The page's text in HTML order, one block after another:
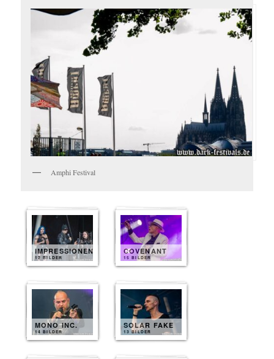
Amphi Festival
IMPRESSIONEN
12 BILDER
COVENANT
15 BILDER
MONO INC.
14 BILDER
SOLAR FAKE
13 BILDER